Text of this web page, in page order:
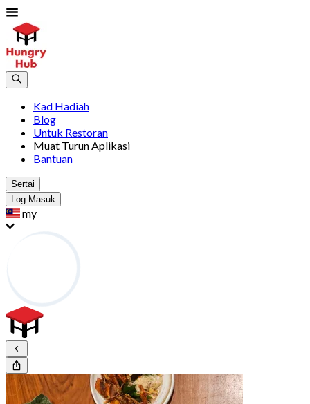
Kad Hadiah
Blog
Untuk Restoran
Muat Turun Aplikasi
Bantuan
Sertai
Log Masuk
my